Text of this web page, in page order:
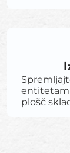
plošč